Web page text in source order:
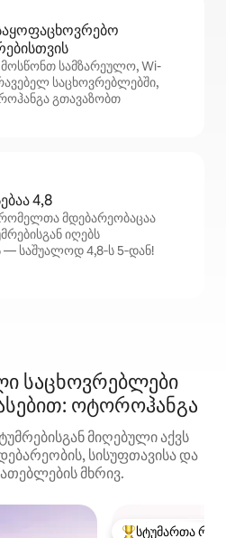
მოსწონთ სამზარეულო, Wi-
საცხოვრებლებში,
გთავაზობთ
4,8
მდებარეობაცაა
იღებს
საშუალოდ 4,8‑ს 5‑დან!
საცხოვრებლები
ოტოროჰანგა
მიღებული აქვს
სისუფთავისა და
მხრივ.
სტუმართა